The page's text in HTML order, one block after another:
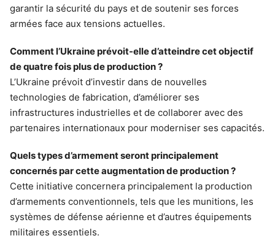
garantir la sécurité du pays et de soutenir ses forces
armées face aux tensions actuelles.
Comment l’Ukraine prévoit-elle d’atteindre cet objectif
de quatre fois plus de production ?
L’Ukraine prévoit d’investir dans de nouvelles
technologies de fabrication, d’améliorer ses
infrastructures industrielles et de collaborer avec des
partenaires internationaux pour moderniser ses capacités.
Quels types d’armement seront principalement
concernés par cette augmentation de production ?
Cette initiative concernera principalement la production
d’armements conventionnels, tels que les munitions, les
systèmes de défense aérienne et d’autres équipements
militaires essentiels.